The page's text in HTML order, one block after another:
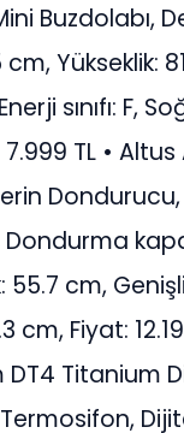
Buzdolabı,
cm, Yükseklik:
sınıfı: F,
TL • Altus
E, Dondurma
55.7 cm,
cm, Fiyat:
Titanium